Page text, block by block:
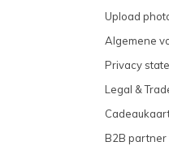
Upload
Algemene
Privacy
Legal &
B2B